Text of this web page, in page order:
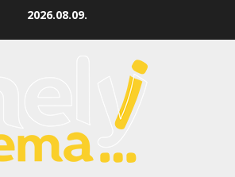
2026.08.09.